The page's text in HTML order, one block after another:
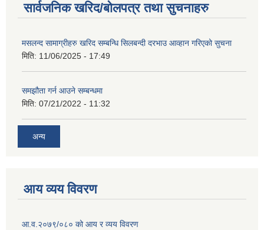
सार्वजनिक खरिद/बोलपत्र तथा सुचनाहरु
मसलन्द सामाग्रीहरु खरिद सम्बन्धि सिलबन्दी दरभाउ आव्हान गरिएको सुचना
मिति: 11/06/2025 - 17:49
समझौता गर्न आउने सम्बन्धमा
मिति: 07/21/2022 - 11:32
अन्य
आय व्यय विवरण
आ.व.२०७९/०८० को आय र व्यय विवरण